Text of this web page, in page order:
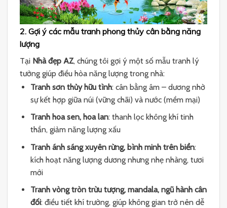
2. Gợi ý các mẫu tranh phong thủy cân bằng năng
lượng
Tại Nhà đẹp AZ, chúng tôi gợi ý một số mẫu tranh lý
tưởng giúp điều hòa năng lượng trong nhà:
Tranh sơn thủy hữu tình: cân bằng âm – dương nhờ
sự kết hợp giữa núi (vững chãi) và nước (mềm mại)
Tranh hoa sen, hoa lan: thanh lọc không khí tinh
thần, giảm năng lượng xấu
Tranh ánh sáng xuyên rừng, bình minh trên biển:
kích hoạt năng lượng dương nhưng nhẹ nhàng, tươi
mới
Tranh vòng tròn trừu tượng, mandala, ngũ hành cân
đối: điều tiết khí trường, giúp không gian trở nên dễ